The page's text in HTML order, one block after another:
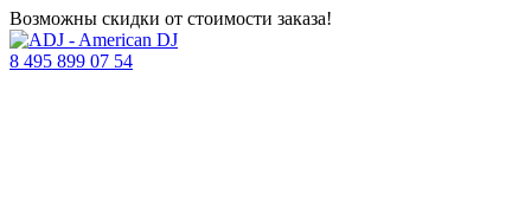
Возможны скидки от стоимости заказа!
8 495 899 07 54